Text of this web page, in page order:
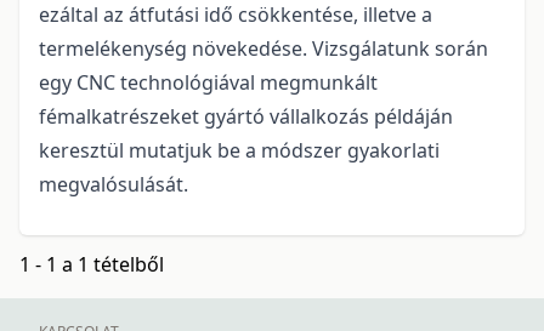
ezáltal az átfutási idő csökkentése, illetve a
termelékenység növekedése. Vizsgálatunk során
egy CNC technológiával megmunkált
fémalkatrészeket gyártó vállalkozás példáján
keresztül mutatjuk be a módszer gyakorlati
megvalósulását.
1 - 1 a 1 tételből